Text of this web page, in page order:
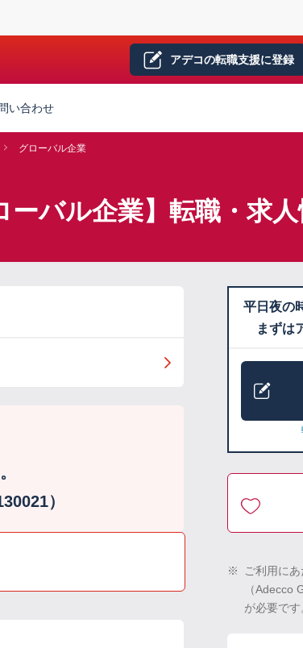
アデコの転職支援に登録
い合わせ
グローバル企業
ーバル企業】転職・求
）
平日夜の
まずは
※
ご利用に
（Adecco
が必要です